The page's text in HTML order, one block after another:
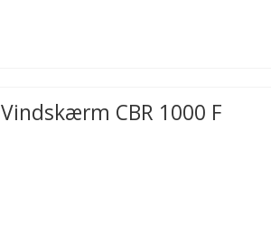
Vindskærm CBR 1000 F